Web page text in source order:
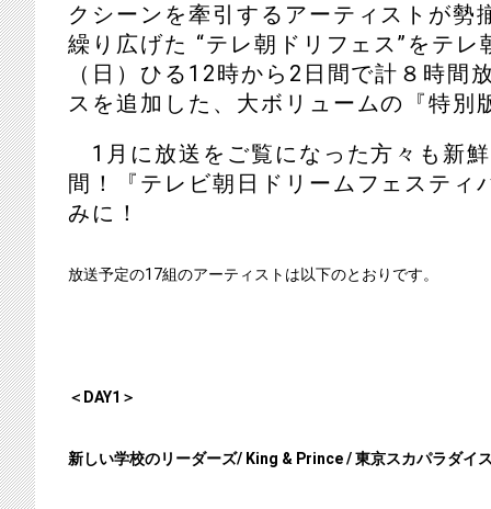
クシーンを牽引するアーティストが
繰り広げた “テレ朝ドリフェス”をテ
（日）ひる12時から2日間で計８時
スを追加した、大ボリュームの『特別
1月に放送をご覧になった方々も新
間！『テレビ朝日ドリームフェステ
みに！
放送予定の17組のアーティストは以下のとおりです。
＜DAY1＞
新しい学校のリーダーズ/ King & Prince / 東京スカパラダイ